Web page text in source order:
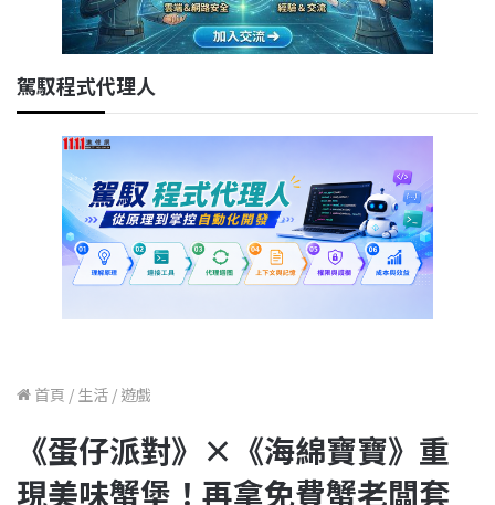
駕馭程式代理人